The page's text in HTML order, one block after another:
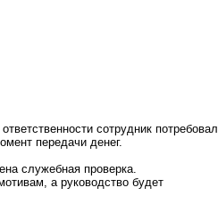
сотрудник потребовал
передачи денег.
служебная проверка.
а руководство будет